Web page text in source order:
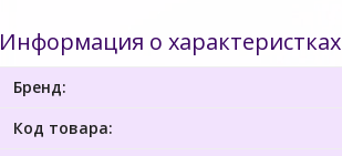
Информация о характеристках
Бренд:
Код товара: